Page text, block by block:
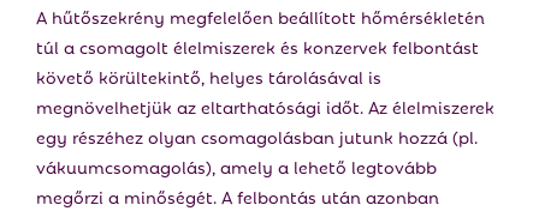
A hűtőszekrény megfelelően beállított hőmérsékletén
túl a csomagolt élelmiszerek és konzervek felbontást
követő körültekintő, helyes tárolásával is
megnövelhetjük az eltarthatósági időt. Az élelmiszerek
egy részéhez olyan csomagolásban jutunk hozzá (pl.
vákuumcsomagolás), amely a lehető legtovább
megőrzi a minőségét. A felbontás után azonban